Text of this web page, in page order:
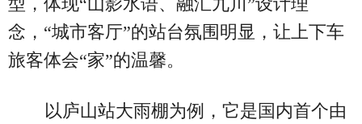
念，“城市客厅”的站台氛围明显，让上下车
旅客体会“家”的温馨。
以庐山站大雨棚为例，它是国内首个由